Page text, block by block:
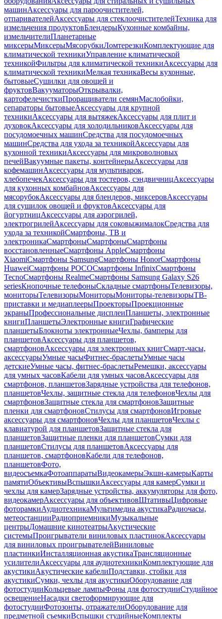
машинАксессуары для пароочистителей,
отпаривателейАксессуары для стеклоочистителейТехника для
измельчения продуктовБлендерыКухонные комбайны,
измельчителиПланетарные
миксерыМиксерыМясорубкиЛомтерезкиКомплектующие для
климатической техникиУправление климатической
техникойФильтры для климатической техникиАксессуары для
климатической техникиМелкая техникаВесы кухонные,
бытовыеСушилки для овощей и
фруктовВакууматорыОткрывалки,
картофелечисткиПроращиватели семянМаслобойки,
сепараторы бытовыеАксессуары для крупной
техникиАксессуары для вытяжекАксессуары для плит и
духовокАксессуары для холодильниковАксессуары для
посудомоечных машинСредства для посудомоечных
машинСредства для ухода за техникойАксессуары для
кухонной техникиАксессуары для микроволновых
печейВакуумные пакеты, контейнерыАксессуары для
кофемашинАксессуары для мультиварок,
хлебопечекАксессуары для тостеров, сэндвичницАксессуары
для кухонных комбайновАксессуары для
мясорубокАксессуары для блендеров, миксеровАксессуары
для сушилок овощей и фруктовАксессуары для
йогуртницАксессуары для аэрогрилей,
электрогрилейАксессуары для соковыжималокСредства для
ухода за техникойСмартфоны, ТВ и
электроникаСмартфоныСмартфоныСмартфоны
восстановленныеСмартфоны AppleСмартфоны
XiaomiСмартфоны SamsungСмартфоны HonorСмартфоны
HuaweiСмартфоны POCOСмартфоны InfinixСмартфоны
TecnoСмартфоны RealmeСмартфоны Samsung Galaxy S26
seriesКнопочные телефоныСкладные смартфоныТелевизоры,
мониторыТелевизорыМониторыМониторы-телевизорыТВ-
приставки и медиаплеерыПроекторыПроекционные
экраныПрофессиональные дисплеиПланшеты, электронные
книгиПланшетыЭлектронные книгиГрафические
планшетыБлокноты электронныеЧехлы, бамперы для
планшетовАксессуары для планшетов,
смартфоновАксессуары для электронных книгСмарт-часы,
аксессуарыУмные часыФитнес-браслетыУмные часы
детскиеУмные часы, фитнес-браслетыРемешки, аксессуары
для умных часовКабели для умных часовАксессуары для
смартфонов, планшетовЗарядные устройства для телефонов,
планшетовЧехлы, защитные стекла для телефоновЧехлы для
смартфоновЗащитные стекла для смартфоновЗащитные
пленки для смартфоновСтилусы для смартфоновИгровые
аксессуары для смартфоновЧехлы для планшетовЧехлы с
клавиатурой для планшетовЗащитные стекла для
планшетовЗащитные пленки для планшетовСумки для
планшетовСтилусы для планшетовАксессуары для
планшетов, смартфоновКабели для телефонов,
планшетовФото,
видеосъемкаФотоаппаратыВидеокамерыЭкшн-камерыКарты
памятиОбъективыВспышкиАксессуары для камерСумки и
чехлы для камерЗарядные устройства, аккумуляторы для фото,
видеокамерАксессуары для объективовШтативыЦифровые
фоторамкиАудиотехникаМультимедиа акустикаРадиочасы,
метеостанцииРадиоприемникиМузыкальные
центрыДомашние кинотеатрыАкустические
системыПроигрыватели виниловых пластинокАксессуары
для виниловых проигрывателейВиниловые
пластинкиИнсталляционная акустикаТрансляционные
усилителиАксессуары для аудиотехникиКомплектующие для
акустикиАкустические кабелиПодставки, стойки для
акустикиСумки, чехлы для акустикиОборудование для
фотостудииКольцевые лампыФоны для фотостудииСтудийное
освещениеНасадки светоформирующие для
фотостудииФотозонты, отражателиОборудование для
предметной съемкиВспышки студийныеКомплекты